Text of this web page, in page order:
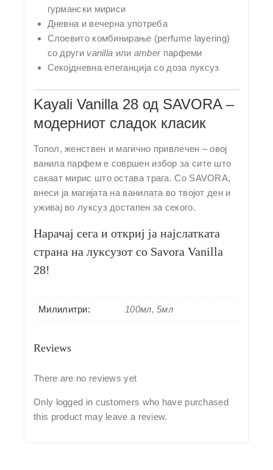
гурмански мириси
Дневна и вечерна употреба
Слоевито комбинирање (perfume layering)
со други vanilla или amberпарфеми
Секојдневна елеганција со доза луксуз
Kayali Vanilla 28 од SAVORA –
модерниот сладок класик
Топол, женствен и магично привлечен – овој
ванила парфем е совршен избор за сите што
сакаат мирис што остава трага. Со SAVORA,
внеси ја магијата на ванилата во твојот ден и
уживај во луксуз достапен за секого.
Нарачај сега и откриј ја најслатката
страна на луксузот со Savora Vanilla
28!
Милилитри: 100мл, 5мл
Reviews
There are no reviews yet
Only logged in customers who have purchased
this product may leave a review.